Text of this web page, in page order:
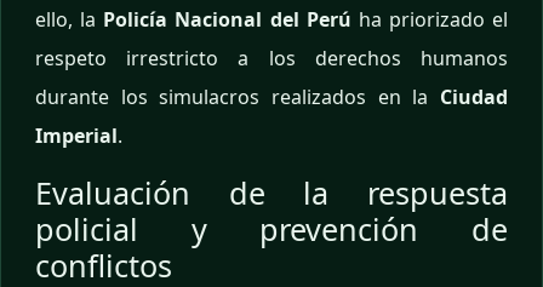
ello, la Policía Nacional del Perú ha priorizado el
respeto irrestricto a los derechos humanos
durante los simulacros realizados en la Ciudad
Imperial.
Evaluación de la respuesta
policial y prevención de
conflictos